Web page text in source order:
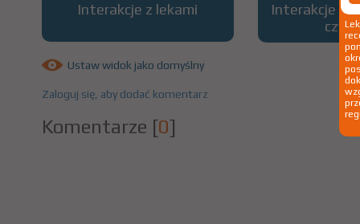
Interakcje z lekami
Interakcje z
Ustaw widok jako domyślny
Zaloguj się, aby dodać komentarz
Komentarze [0]